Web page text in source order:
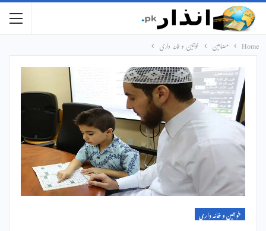
Home مضامین خواتین و خانہ داری
خواتین و خانہ داری